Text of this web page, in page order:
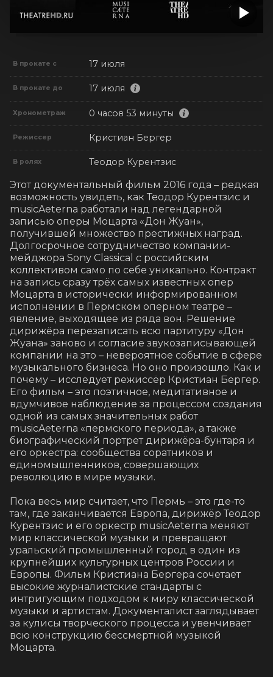
В прокате с 17 июля
В прокате до 17 июля
Хронометраж 0 часов 53 минуты
Режиссер Кристиан Бергер
В ролях Теодор Курентзис
Этот документальный фильм 2016 года – редкая
возможность увидеть, как Теодор Курентзис и
musicAeterna работали над легендарной
записью оперы Моцарта «Дон Жуан»,
получившей множество престижных наград.
Долгосрочное сотрудничество компании-
мейджора Sony Classical с российским
коллективом само по себе уникально. Контракт
на запись сразу трёх самых известных опер
Моцарта в исторически информированном
исполнении в Пермском оперном театре –
явление, выходящее из ряда вон. Решение
дирижёра перезаписать всю партитуру «Дон
Жуана» заново и согласие звукозаписывающей
компании на это – невероятное событие в сфере
музыкального бизнеса. Но оно произошло. Как и
почему – исследует режиссёр Кристиан Бергер.
Его фильм – это поэтичное, медитативное и
вдумчивое наблюдение за процессом создания
одной из самых значительных работ
musicAeterna «пермского периода», а также
биографический портрет дирижёра-бунтаря и
его оркестра: сообщества соратников и
единомышленников, совершающих
революцию в мире музыки.
Пока весь мир считает, что Пермь – это где-то
там, где заканчивается Европа, дирижёр Теодор
Курентзис и его оркестр musicAeterna меняют
мир классической музыки и превращают
уральский промышленный город в один из
крупнейших культурных центров России и
Европы. Фильм Кристиана Бергера сочетает
высокие журналистские стандарты с
интригующим подходом к миру классической
музыки и артистам. Документалист заглядывает
за кулисы творческого процесса и увенчивает
всю конструкцию бессмертной музыкой
Моцарта.